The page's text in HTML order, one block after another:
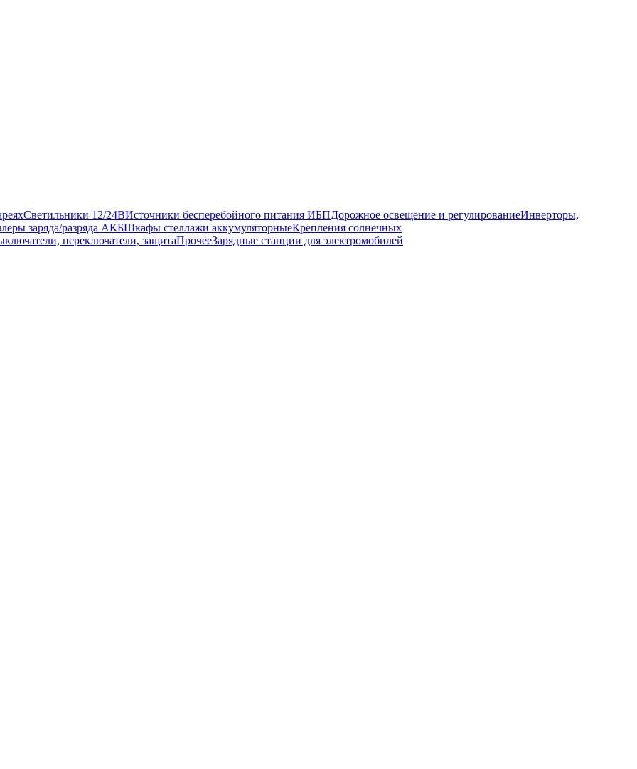
Светильники 12/24ВИсточники бесперебойного питания ИБПДорожное освещение и регулированиеИнверторы,
заряда/разряда АКБШкафы стеллажи аккумуляторныеКрепления солнечных
переключатели, защитаПрочееЗарядные станции для электромобилей